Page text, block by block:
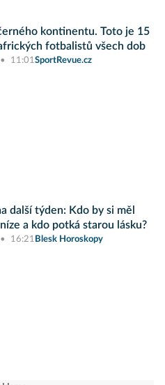
kontinentu. Toto je 15
fotbalistů všech dob
11:01SportRevue.cz
další týden: Kdo by si měl
a kdo potká starou lásku?
16:21 Blesk Horoskopy